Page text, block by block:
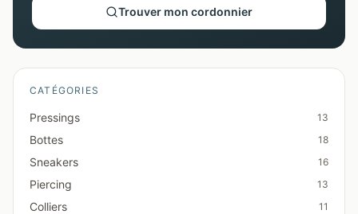
Trouver mon cordonnier
CATÉGORIES
Pressings 13
Bottes 18
Sneakers 16
Piercing 13
Colliers 11